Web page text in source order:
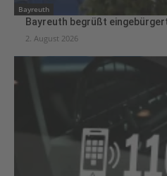
Bayreuth
Bayreuth begrüßt
2. August 2026